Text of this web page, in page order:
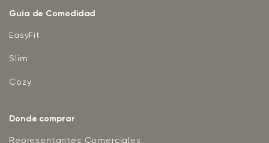
Guía de Comodidad
EasyFit
Slim
Cozy
Donde comprar
Representantes Comerciales